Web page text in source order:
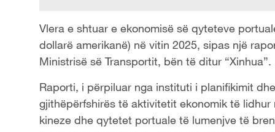
Vlera e shtuar e ekonomisë së qyteteve
dollarë amerikanë) në vitin 2025, sipas një
Ministrisë së Transportit, bën të ditur “Xinhua”.
Raporti, i përpiluar nga instituti i planifikimit
gjithëpërfshirës të aktivitetit ekonomik të
kineze dhe qytetet portuale të lumenjve të